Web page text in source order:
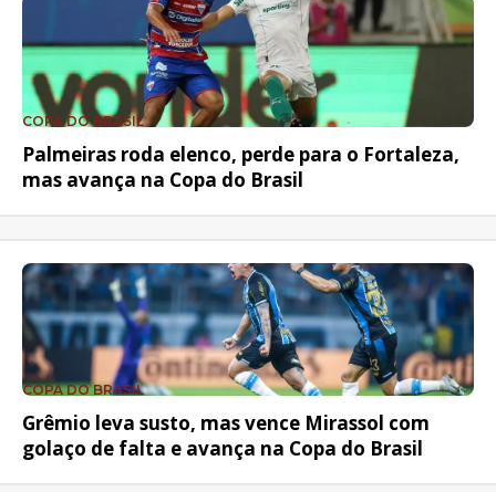
COPA DO BRASIL
Palmeiras roda elenco, perde para o Fortaleza,
mas avança na Copa do Brasil
COPA DO BRASIL
Grêmio leva susto, mas vence Mirassol com
golaço de falta e avança na Copa do Brasil